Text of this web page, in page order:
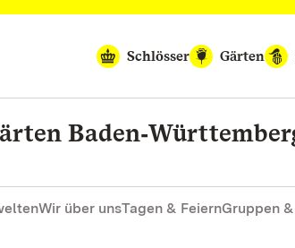
Schlösser
Gärten
Wir über unsTagen & FeiernGruppen